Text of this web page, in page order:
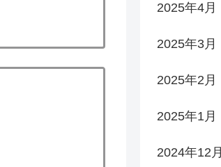
2025年4月
2025年3月
2025年2月
2025年1月
2024年12月